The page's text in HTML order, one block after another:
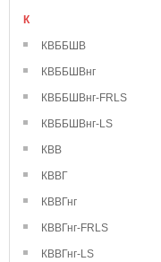
К
КВББШВ
КВББШВнг
КВББШВнг-FRLS
КВББШВнг-LS
КВВ
КВВГ
КВВГнг
КВВГнг-FRLS
КВВГнг-LS